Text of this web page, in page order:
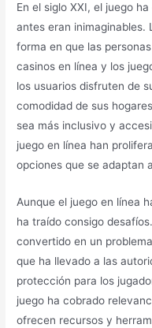
En el siglo XXI, el juego
antes eran inimaginables.
forma en que las
casinos en línea y los
los usuarios disfruten de
comodidad de sus
sea más inclusivo y
juego en línea han
opciones que se adaptan
Aunque el juego en línea
ha traído consigo
convertido en un
que ha llevado a las
protección para los
juego ha cobrado
ofrecen recursos y